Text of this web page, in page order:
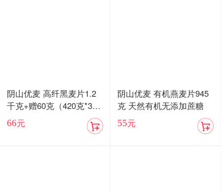
阴山优麦 高纤黑麦片1.2
千克+赠60克（420克*3
盒）膳食纤维 低脂肪
66元
阴山优麦 有机燕麦片945
克 天然有机无添加蔗糖
55元